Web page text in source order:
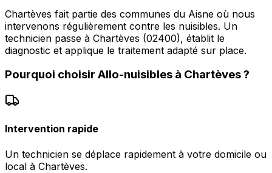
Chartèves fait partie des communes du Aisne où nous
intervenons régulièrement contre les nuisibles. Un
technicien passe à Chartèves (02400), établit le
diagnostic et applique le traitement adapté sur place.
Pourquoi choisir Allo-nuisibles à Chartèves?
Intervention rapide
Un technicien se déplace rapidement à votre domicile ou
local à Chartèves.